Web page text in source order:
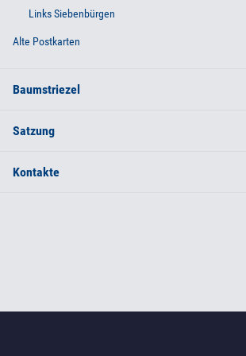
Links Siebenbürgen
Alte Postkarten
Baumstriezel
Satzung
Kontakte